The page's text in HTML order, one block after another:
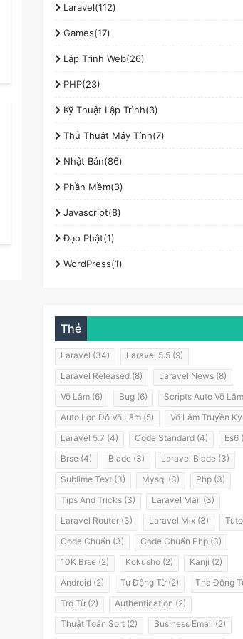
Laravel(112)
Games(17)
Lập Trình Web(26)
PHP(23)
Kỹ Thuật Lập Trình(3)
Thủ Thuật Máy Tính(7)
Nhật Bản(86)
Phần Mềm(3)
Javascript(8)
Đạo Phật(1)
WordPress(1)
Thẻ
Laravel (34)
Laravel 5.5 (9)
Laravel Released (8)
Laravel News (8)
Võ Lâm (6)
Bug (6)
Scripts Auto Võ
Auto Lọc Đồ Võ Lâm (5)
Võ Lâm Truyền
Laravel 5.7 (4)
Code Standard (4)
Es6
Brse (4)
Blade (3)
Laravel Blade (3)
Sublime Text (3)
Mysql (3)
Php (3)
Tips And Tricks (3)
Laravel Mail (3)
Laravel Router (3)
Laravel Mix (3)
Code Chuẩn (3)
Code Chuẩn Php (3)
10K Brse (2)
Kokusho (2)
Kanji (2)
Android (2)
Tự Động Từ (2)
Tha Động
Trợ Từ (2)
Authentication (2)
Thuật Toán Sort (2)
Business Email (2)